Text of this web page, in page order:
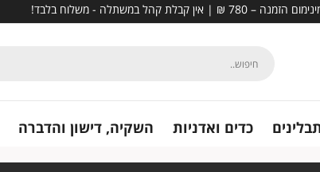
כדים ואדניות השקיה, דישון והדברה